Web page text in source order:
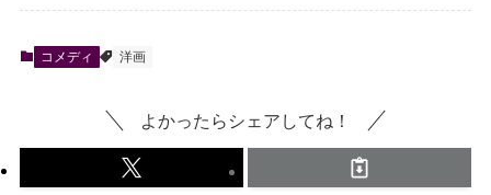
コメディ 洋画
よかったらシェアしてね！